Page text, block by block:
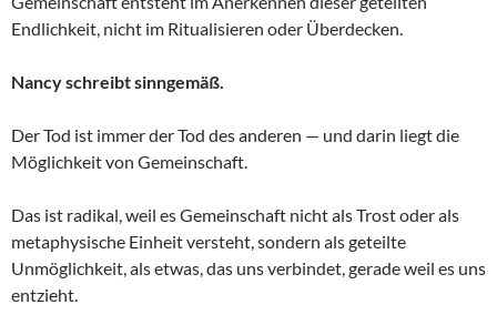
Endlichkeit, nicht im Ritualisieren oder Überdecken.
Nancy schreibt sinngemäß.
Der Tod ist immer der Tod des anderen — und darin liegt die
Möglichkeit von Gemeinschaft.
Das ist radikal, weil es Gemeinschaft nicht als Trost oder als
metaphysische Einheit versteht, sondern als geteilte
Unmöglichkeit, als etwas, das uns verbindet, gerade weil es uns
entzieht.